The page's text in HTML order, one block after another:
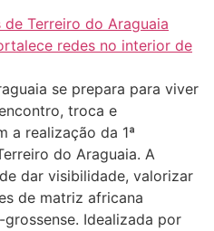
se prepara para viver
troca e
a realização da 1ª
do Araguaia. A
dar visibilidade, valorizar
de matriz africana
Idealizada por